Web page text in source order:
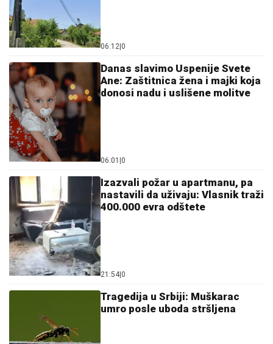
06:12 0
Danas slavimo Uspenije Svete
Ane: Zaštitnica žena i majki koja
donosi nadu i uslišene molitve
06:01 0
Izazvali požar u apartmanu, pa
nastavili da uživaju: Vlasnik traži
400.000 evra odštete
21:54 0
Tragedija u Srbiji: Muškarac
umro posle uboda stršljena